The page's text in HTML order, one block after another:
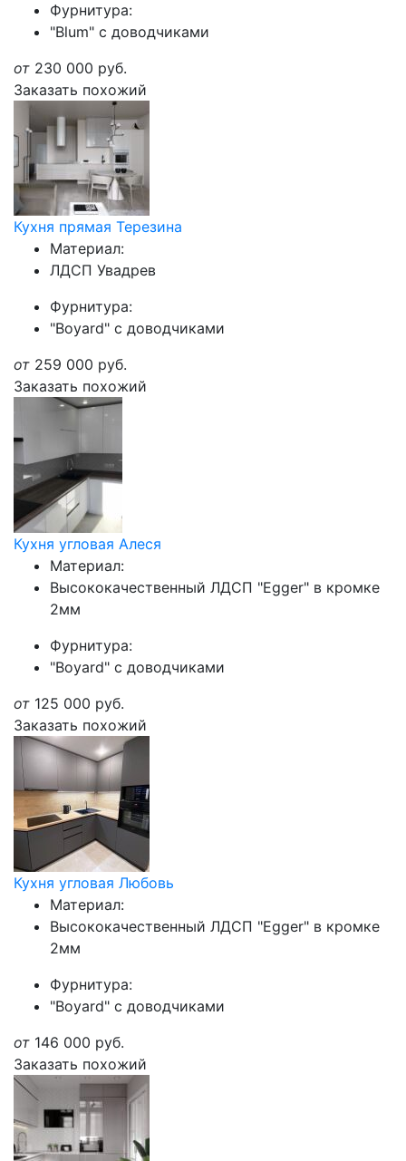
Фурнитура:
"Blum" с доводчиками
от 230 000 руб.
Заказать похожий
Кухня прямая Терезина
Материал:
ЛДСП Увадрев
Фурнитура:
"Boyard" с доводчиками
от 259 000 руб.
Заказать похожий
Кухня угловая Алеся
Материал:
Высококачественный ЛДСП "Egger" в кромке
2мм
Фурнитура:
"Boyard" с доводчиками
от 125 000 руб.
Заказать похожий
Кухня угловая Любовь
Материал:
Высококачественный ЛДСП "Egger" в кромке
2мм
Фурнитура:
"Boyard" с доводчиками
от 146 000 руб.
Заказать похожий